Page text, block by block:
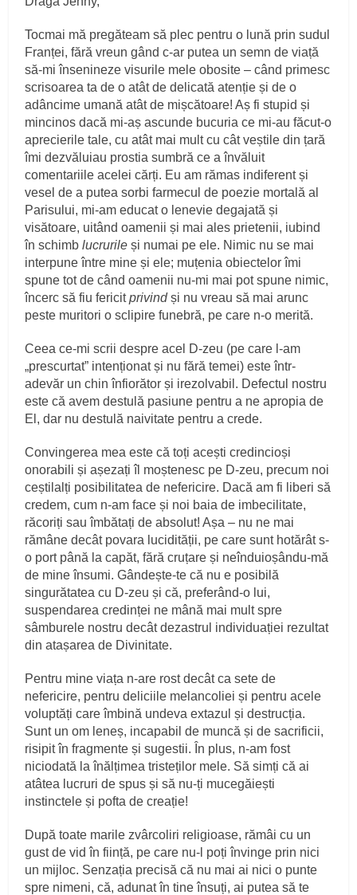
Tocmai mă pregăteam să plec pentru o lună prin sudul
Franței, fără vreun gând c-ar putea un semn de viață
să-mi însenineze visurile mele obosite – când primesc
scrisoarea ta de o atât de delicată atenție și de o
adâncime umană atât de mișcătoare! Aș fi stupid și
mincinos dacă mi-aș ascunde bucuria ce mi-au făcut-o
aprecierile tale, cu atât mai mult cu cât veștile din țară
îmi dezvăluiau prostia sumbră ce a învăluit
comentariile acelei cărți. Eu am rămas indiferent și
vesel de a putea sorbi farmecul de poezie mortală al
Parisului, mi-am educat o lenevie degajată și
visătoare, uitând oamenii și mai ales prietenii, iubind
în schimblucrurile și numai pe ele. Nimic nu se mai
interpune între mine și ele; muțenia obiectelor îmi
spune tot de când oamenii nu-mi mai pot spune nimic,
încerc să fiu fericitprivindși nu vreau să mai arunc
peste muritori o sclipire funebră, pe care n-o merită.
Ceea ce-mi scrii despre acel D-zeu (pe care l-am
„prescurtat” intenționat și nu fără temei) este într-
adevăr un chin înfiorător și irezolvabil. Defectul nostru
este că avem destulă pasiune pentru a ne apropia de
El, dar nu destulă naivitate pentru a crede.
Convingerea mea este că toți acești credincioși
onorabili și așezați îl moștenesc pe D-zeu, precum noi
ceștilalți posibilitatea de nefericire. Dacă am fi liberi să
credem, cum n-am face și noi baia de imbecilitate,
răcoriți sau îmbătați de absolut! Așa – nu ne mai
rămâne decât povara lucidității, pe care sunt hotărât s-
o port până la capăt, fără cruțare și neînduioșându-mă
de mine însumi. Gândește-te că nu e posibilă
singurătatea cu D-zeu și că, preferând-o lui,
suspendarea credinței ne mână mai mult spre
sâmburele nostru decât dezastrul individuației rezultat
din atașarea de Divinitate.
Pentru mine viața n-are rost decât ca sete de
nefericire, pentru deliciile melancoliei și pentru acele
voluptăți care îmbină undeva extazul și destrucția.
Sunt un om leneș, incapabil de muncă și de sacrificii,
risipit în fragmente și sugestii. În plus, n-am fost
niciodată la înălțimea tristeților mele. Să simți că ai
atâtea lucruri de spus și să nu-ți mucegăiești
instinctele și pofta de creație!
După toate marile zvârcoliri religioase, rămâi cu un
gust de vid în ființă, pe care nu-l poți învinge prin nici
un mijloc. Senzația precisă că nu mai ai nici o punte
spre nimeni, că, adunat în tine însuți, ai putea să te